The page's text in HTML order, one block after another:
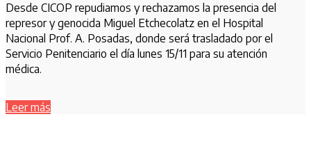
Desde CICOP repudiamos y rechazamos la presencia del
represor y genocida Miguel Etchecolatz en el Hospital
Nacional Prof. A. Posadas, donde será trasladado por el
Servicio Penitenciario el día lunes 15/11 para su atención
médica.
Leer más